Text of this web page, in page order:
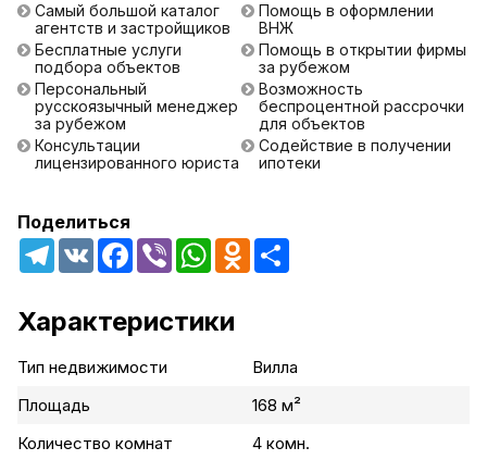
Самый большой каталог
агентств и застройщиков
Бесплатные услуги
подбора объектов
Персональный
русскоязычный менеджер
за рубежом
Консультации
лицензированного юриста
Помощь в оформлении
ВНЖ
Помощь в открытии фирмы
за рубежом
Возможность
беспроцентной рассрочки
для объектов
Содействие в получении
ипотеки
Поделиться
Telegram
VK Facebook
Viber WhatsAppOdnoklassniki
Характеристики
Тип недвижимости
Вилла
Площадь
168 м²
Количество комнат
4 комн.